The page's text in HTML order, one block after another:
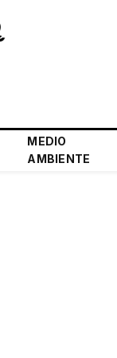
MEDIO
AMBIENTE